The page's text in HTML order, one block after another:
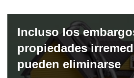
Incluso los
propiedades
pueden eliminarse